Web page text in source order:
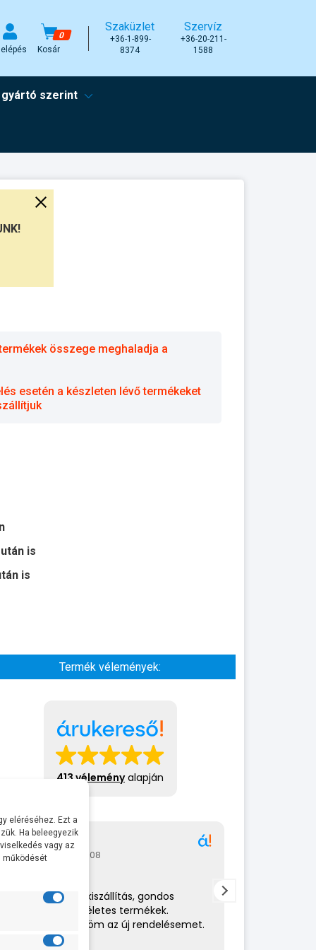
0
Kosár
Szaküzlet
+36-1-899-
8374
Szervíz
+36-20-211-
1588
szerint
összege meghaladja a
esetén a készleten lévő termékeket
is
is
Termék vélemények:
413 véleményalapján
Gábor
2026-07-08
Rendkívül gyors kiszállítás, gondos
csomagolás,tökéletes termékek.
Hamarosan küldöm az új rendelésemet.
eléréséhez. Ezt a
Ha beleegyezik
vagy az
működését